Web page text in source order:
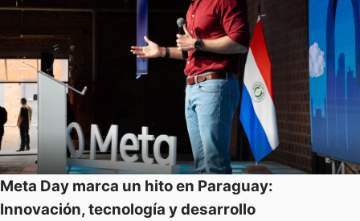
Meta Day marca un hito en Paraguay:
Innovación, tecnología y desarrollo